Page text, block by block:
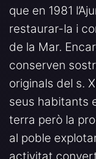
que en 1981
restaurar-la i
de la Mar.
conserven
originals del s.
seus habitants
terra però la
al poble
activitat